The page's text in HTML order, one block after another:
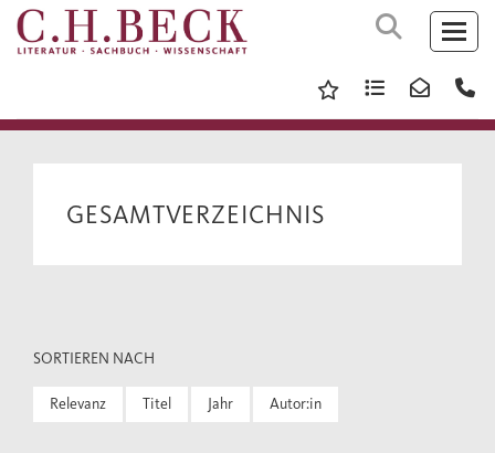
GESAMTVERZEICHNIS
SORTIEREN NACH
Relevanz Titel Jahr Autor:in